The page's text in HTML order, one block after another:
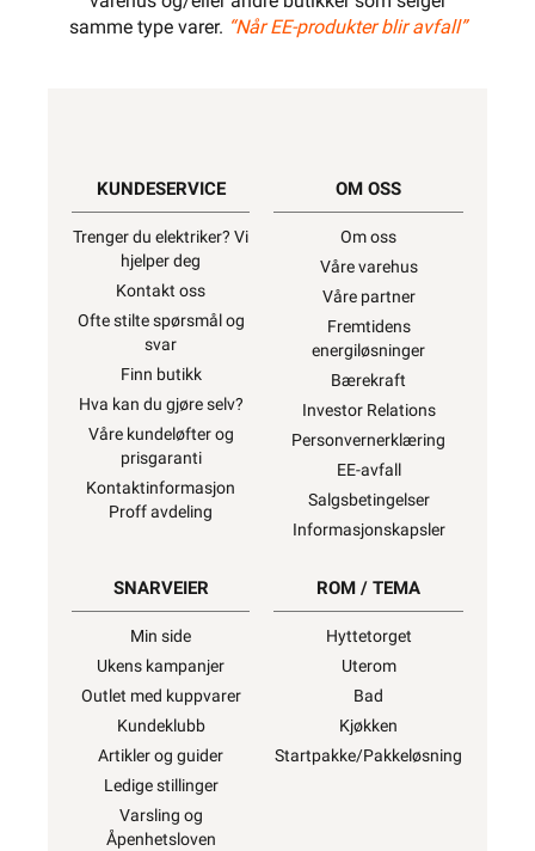
samme type varer. “Når EE-produkter blir avfall”
KUNDESERVICE
Trenger du elektriker? Vi
hjelper deg
Kontakt oss
Ofte stilte spørsmål og
svar
Finn butikk
Hva kan du gjøre selv?
Våre kundeløfter og
prisgaranti
Kontaktinformasjon
Proff avdeling
OM OSS
Om oss
Våre varehus
Våre partner
Fremtidens
energiløsninger
Bærekraft
Investor Relations
Personvernerklæring
EE-avfall
Salgsbetingelser
Informasjonskapsler
SNARVEIER
Min side
Ukens kampanjer
Outlet med kuppvarer
Kundeklubb
Artikler og guider
Ledige stillinger
Varsling og
Åpenhetsloven
ROM / TEMA
Hyttetorget
Uterom
Bad
Kjøkken
Startpakke/Pakkeløsning